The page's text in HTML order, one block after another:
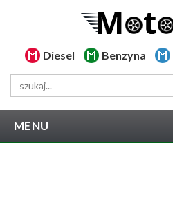
Diesel Benzyna
MENU